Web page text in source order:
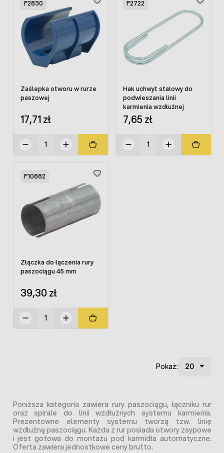
F2830
Zaślepka otworu w rurze
paszowej
17,71 zł
F2722
Hak uchwyt stalowy do
podwieszania linii
karmienia wzdłużnej
7,65 zł
F10882
Złączka do łączenia rury
paszociągu 45 mm
39,30 zł
Pokaż:
Poniższa kategoria zawiera rury paszociągu, łączniku rur
oraz spirale do linii wzdłużnych systemu karmienia.
Prezentowne elementy systemu tworzą tzw. linię
wzdłużną paszociągu. Każda z rur posiada otwory zsypowe
i jest gotowa do montażu pod karmidła automatyczne.
Oferta zawiera jednostkowe ceny brutto.